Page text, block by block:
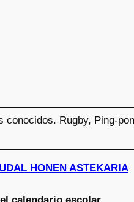
conocidos. Rugby, Ping-
HONEN ASTEKARIA
calendario escolar